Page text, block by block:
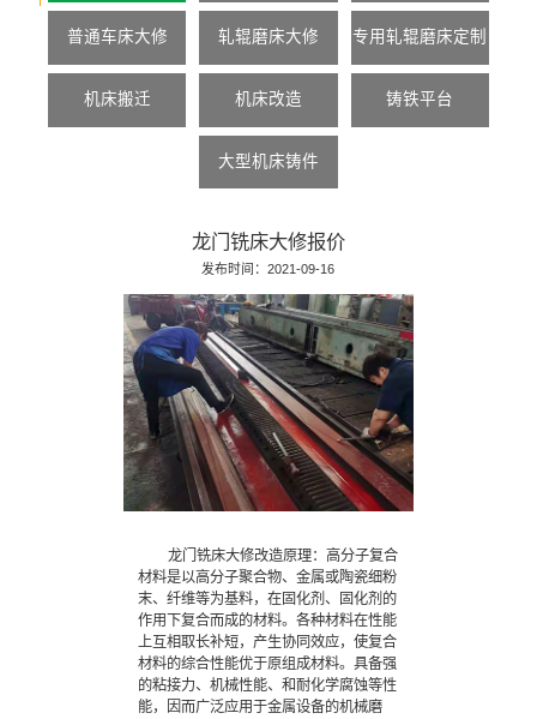
普通车床大修 轧辊磨床大修 专用轧辊磨床定制
机床搬迁 机床改造 铸铁平台
大型机床铸件
龙门铣床大修报价
发布时间：2021-09-16
龙门铣床大修改造原理：高分子复合
材料是以高分子聚合物、金属或陶瓷细粉
末、纤维等为基料，在固化剂、固化剂的
作用下复合而成的材料。各种材料在性能
上互相取长补短，产生协同效应，使复合
材料的综合性能优于原组成材料。具备强
的粘接力、机械性能、和耐化学腐蚀等性
能，因而广泛应用于金属设备的机械磨